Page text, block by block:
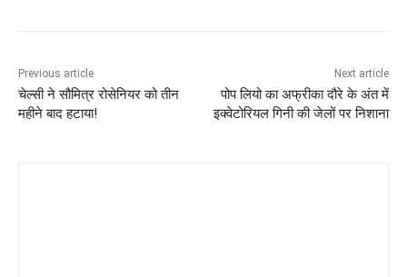
Previous article
चेल्सी ने सौमित्र रोसेनियर को तीन
महीने बाद हटाया!
Next article
पोप लियो का अफ्रीका दौरे के अंत में
इक्वेटोरियल गिनी की जेलों पर निशाना